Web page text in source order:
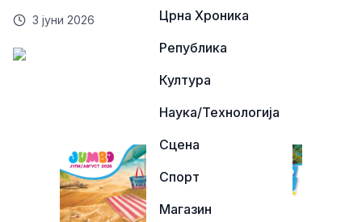
Црна Хроника
Република
Култура
Наука/Технологија
Сцена
Спорт
Магазин
3 јуни 2026